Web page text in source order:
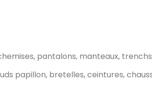
pantalons, manteaux,
papillon, bretelles, ceintures,